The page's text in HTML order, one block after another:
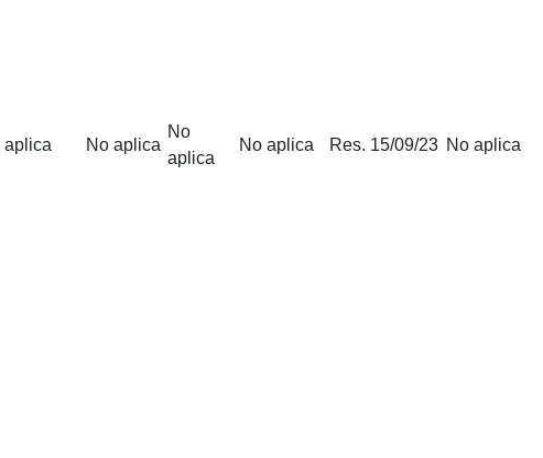
aplica No aplica
No
aplica
No aplica Res. 15/09/23 No aplica